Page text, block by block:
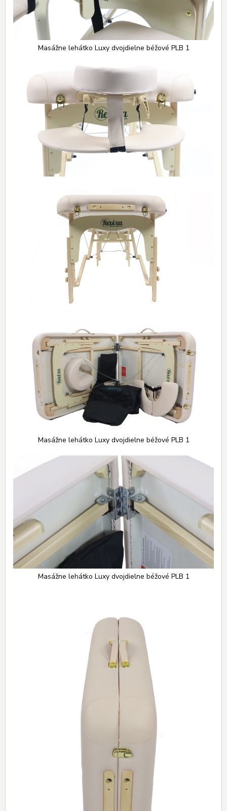
Masážne lehátko Luxy dvojdielne béžové PLB 1
Masážne lehátko Luxy dvojdielne béžové PLB 1
Masážne lehátko Luxy dvojdielne béžové PLB 1